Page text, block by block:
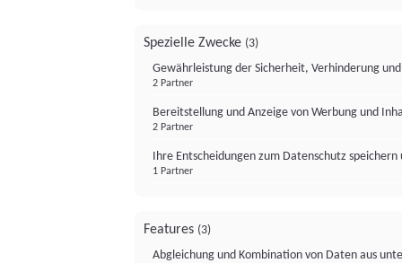
Spezielle Zwecke (3)
Gewährleistung der Sicherheit, Verhinderung
2 Partner
Bereitstellung und Anzeige von Werbung und
2 Partner
Ihre Entscheidungen zum Datenschutz
1 Partner
Features (3)
Abgleichung und Kombination von Daten aus